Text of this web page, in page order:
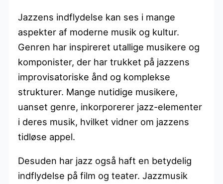
Jazzens indflydelse kan ses i mange
aspekter af moderne musik og kultur.
Genren har inspireret utallige musikere og
komponister, der har trukket på jazzens
improvisatoriske ånd og komplekse
strukturer. Mange nutidige musikere,
uanset genre, inkorporerer jazz-elementer
i deres musik, hvilket vidner om jazzens
tidløse appel.
Desuden har jazz også haft en betydelig
indflydelse på film og teater. Jazzmusik